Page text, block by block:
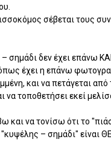
σέβεται τους
σημάδι δεν έχει επάνω
έχει η επάνω
και να πετάγεται
να τοποθετήσει εκεί
και να τονίσω ότι το
– σημάδι" είναι